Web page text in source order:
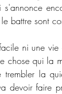
battre sont
ni une
chose qui la
la
devoir faire